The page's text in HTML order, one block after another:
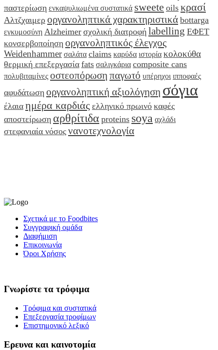
παστερίωση ενκαψυλιωμένα συστατικά sweete oils κρασί
Αλτζχαιμερ οργανοληπτικά χαρακτηριστικά bottarga
εγκυμοσύνη Alzheimer σχολική διατροφή labelling ΕΦΕΤ
κονσερβοποίηση οργανοληπτικός έλεγχος
Weidenhammer σαλάτα claims καρύδα ιστορία κολοκύθα
θερμική επεξεργασία fats σαλιγκάρια composite cans
πολυβιταμίνες οστεοπόρωση παγωτό υπέρηχοι ιπποφαές
αφυδάτωση οργανοληπτική αξιολόγηση σόγια
έλαια ημέρα καρδιάς ελληνικό πρωινό καφές
αποστείρωση αρθρίτιδα proteins soya αχλάδι
στεφανιαία νόσος νανοτεχνολογία
Σχετικά με το Foodbites
Συγγραφική ομάδα
Διαφήμιση
Επικοινωνία
Όροι Χρήσης
Γνωρίστε τα τρόφιμα
Τρόφιμα και συστατικά
Επεξεργασία τροφίμων
Επιστημονικό λεξικό
Ερευνα και καινοτομία